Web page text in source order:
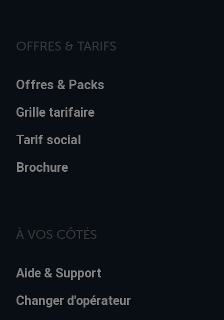
OFFRES & TARIFS
Offres & Packs
Grille tarifaire
Tarif social
Brochure
À VOS CÔTÉS
Aide & Support
Changer d'opérateur